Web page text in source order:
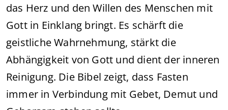
das Herz und den Willen des Menschen mit
Gott in Einklang bringt. Es schärft die
geistliche Wahrnehmung, stärkt die
Abhängigkeit von Gott und dient der inneren
Reinigung. Die Bibel zeigt, dass Fasten
immer in Verbindung mit Gebet, Demut und